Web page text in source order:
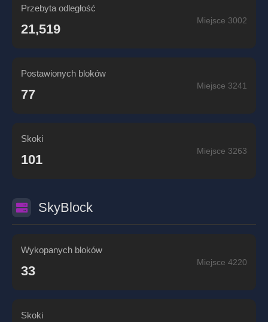
Przebyta odległość
21,519
Miejsce 3002
Postawionych bloków
77
Miejsce 3241
Skoki
101
Miejsce 3263
SkyBlock
Wykopanych bloków
33
Miejsce 4220
Skoki